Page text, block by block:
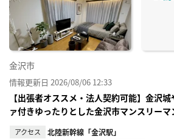
金沢市
情報更新日 2026/08/06 12:33
【出張者オススメ・法人契約可能】金沢
ァ付きゆったりとした金沢市マンスリーマ
アクセス 北陸新幹線「金沢駅」